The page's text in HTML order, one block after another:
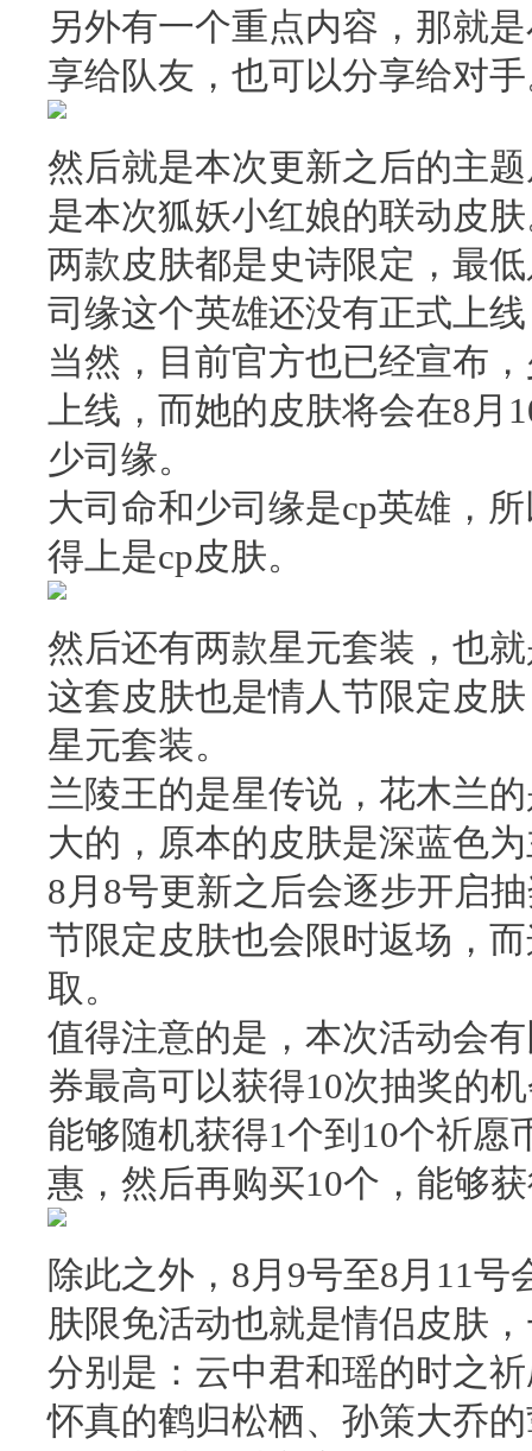
另外有一个重点内容，那就
享给队友，也可以分享给对
然后就是本次更新之后的主
是本次狐妖小红娘的联动皮
两款皮肤都是史诗限定，最
司缘这个英雄还没有正式上
当然，目前官方也已经宣布
上线，而她的皮肤将会在8月
少司缘。
大司命和少司缘是cp英雄，
得上是cp皮肤。
然后还有两款星元套装，也
这套皮肤也是情人节限定皮
星元套装。
兰陵王的是星传说，花木兰
大的，原本的皮肤是深蓝色
8月8号更新之后会逐步开启
节限定皮肤也会限时返场，
取。
值得注意的是，本次活动会
券最高可以获得10次抽奖的
能够随机获得1个到10个祈愿
惠，然后再购买10个，能够
除此之外，8月9号至8月11
肤限免活动也就是情侣皮肤
分别是：云中君和瑶的时之
怀真的鹤归松栖、孙策大乔